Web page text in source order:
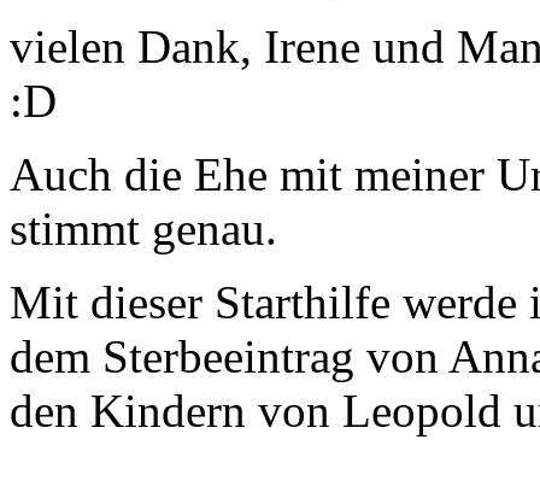
vielen Dank, Irene und
:D
Auch die Ehe mit meiner
stimmt genau.
Mit dieser Starthilfe werde
dem Sterbeeintrag von
den Kindern von Leopold